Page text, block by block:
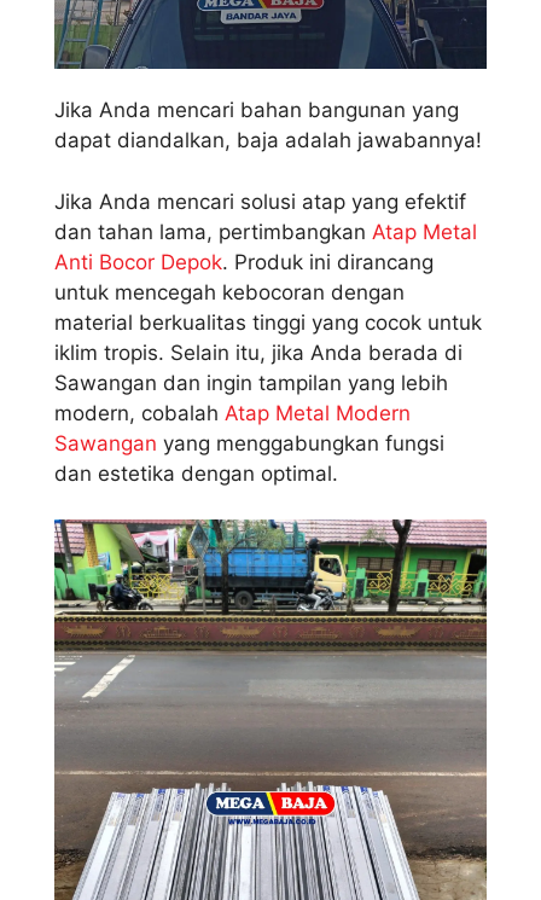
Jika Anda mencari bahan bangunan yang
dapat diandalkan, baja adalah jawabannya!
Jika Anda mencari solusi atap yang efektif
dan tahan lama, pertimbangkan Atap Metal
Anti Bocor Depok. Produk ini dirancang
untuk mencegah kebocoran dengan
material berkualitas tinggi yang cocok untuk
iklim tropis. Selain itu, jika Anda berada di
Sawangan dan ingin tampilan yang lebih
modern, cobalah Atap Metal Modern
Sawangan yang menggabungkan fungsi
dan estetika dengan optimal.